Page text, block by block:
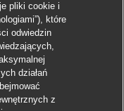
pliki cookie i
które
odwiedzin
działań
z